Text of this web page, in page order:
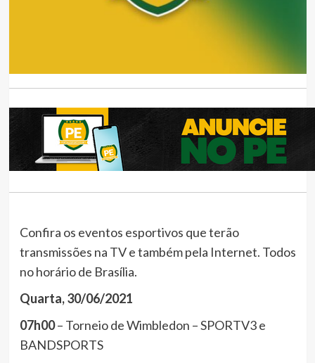
Confira os eventos esportivos que terão
transmissões na TV e também pela Internet. Todos
no horário de Brasília.
Quarta, 30/06/2021
07h00– Torneio de Wimbledon – SPORTV3 e
BANDSPORTS